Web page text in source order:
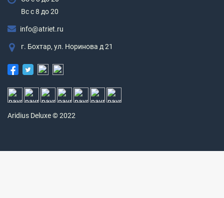
Вс c 8 до 20
info@atriet.ru
г. Бохтар, ул. Норинова д 21
Aridius Deluxe © 2022